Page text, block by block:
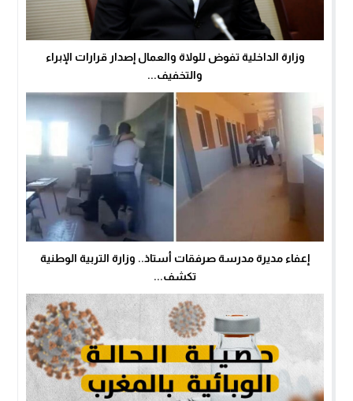
وزارة الداخلية تفوض للولاة والعمال إصدار قرارات الإبراء
والتخفيف...
إعفاء مديرة مدرسة صرفقات أستاذ.. وزارة التربية الوطنية
تكشف...